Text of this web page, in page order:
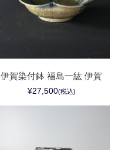
伊賀染付鉢 福島一紘 伊賀
¥27,500(税込)